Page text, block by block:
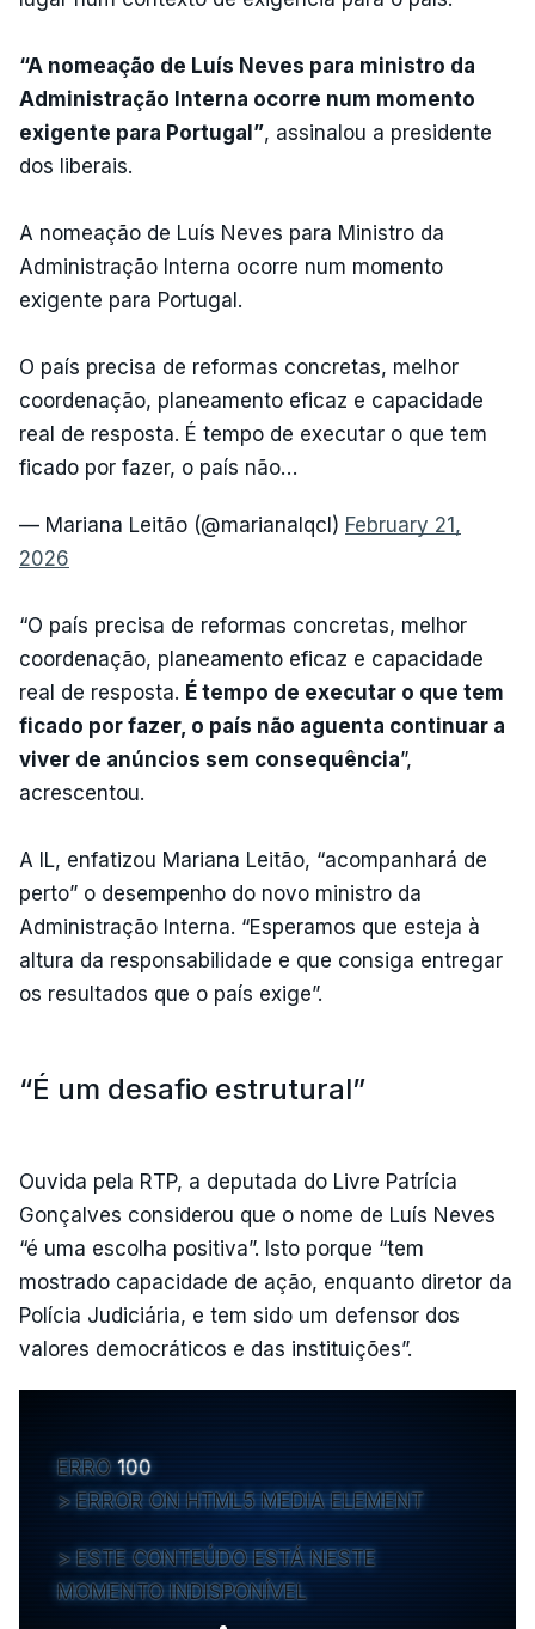
“A nomeação de Luís Neves para ministro da
Administração Interna ocorre num momento
exigente para Portugal”, assinalou a presidente
dos liberais.
A nomeação de Luís Neves para Ministro da
Administração Interna ocorre num momento
exigente para Portugal.
O país precisa de reformas concretas, melhor
coordenação, planeamento eficaz e capacidade
real de resposta. É tempo de executar o que tem
ficado por fazer, o país não…
— Mariana Leitão (@marianalqcl) February 21,
2026
“O país precisa de reformas concretas, melhor
coordenação, planeamento eficaz e capacidade
real de resposta. É tempo de executar o que tem
ficado por fazer, o país não aguenta continuar a
viver de anúncios sem consequência”,
acrescentou.
A IL, enfatizou Mariana Leitão, “acompanhará de
perto” o desempenho do novo ministro da
Administração Interna. “Esperamos que esteja à
altura da responsabilidade e que consiga entregar
os resultados que o país exige”.
“É um desafio estrutural”
Ouvida pela RTP, a deputada do Livre Patrícia
Gonçalves considerou que o nome de Luís Neves
“é uma escolha positiva”. Isto porque “tem
mostrado capacidade de ação, enquanto diretor da
Polícia Judiciária, e tem sido um defensor dos
valores democráticos e das instituições”.
ERRO 100
ERROR ON HTML5 MEDIA ELEMENT
ESTE CONTEÚDO ESTÁ NESTE
MOMENTO INDISPONÍVEL